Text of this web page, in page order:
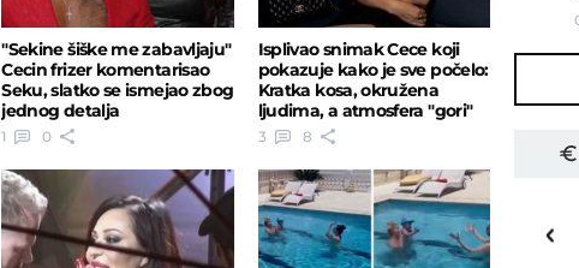
"Sekine šiške me zabavljaju"
Cecin frizer komentarisao
Seku, slatko se ismejao zbog
jednog detalja
1 0
Isplivao snimak Cece koji
pokazuje kako je sve počelo:
Kratka kosa, okružena
ljudima, a atmosfera "gori"
3 8
16o C
Priština